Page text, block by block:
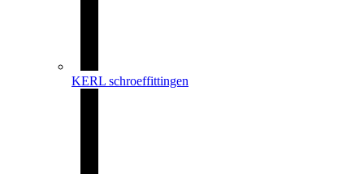
KERL schroeffittingen